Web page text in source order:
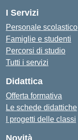
I Servizi
Personale scolastico
Famiglie e studenti
Percorsi di studio
Tutti i servizi
Didattica
Offerta formativa
Le schede didattiche
I progetti delle classi
Novità